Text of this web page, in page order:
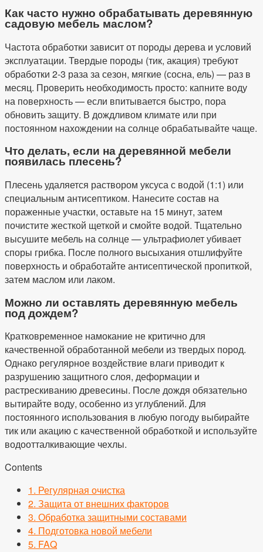
Как часто нужно обрабатывать деревянную
садовую мебель маслом?
Частота обработки зависит от породы дерева и условий
эксплуатации. Твердые породы (тик, акация) требуют
обработки 2-3 раза за сезон, мягкие (сосна, ель) — раз в
месяц. Проверить необходимость просто: капните воду
на поверхность — если впитывается быстро, пора
обновить защиту. В дождливом климате или при
постоянном нахождении на солнце обрабатывайте чаще.
Что делать, если на деревянной мебели
появилась плесень?
Плесень удаляется раствором уксуса с водой (1:1) или
специальным антисептиком. Нанесите состав на
пораженные участки, оставьте на 15 минут, затем
почистите жесткой щеткой и смойте водой. Тщательно
высушите мебель на солнце — ультрафиолет убивает
споры грибка. После полного высыхания отшлифуйте
поверхность и обработайте антисептической пропиткой,
затем маслом или лаком.
Можно ли оставлять деревянную мебель
под дождем?
Кратковременное намокание не критично для
качественной обработанной мебели из твердых пород.
Однако регулярное воздействие влаги приводит к
разрушению защитного слоя, деформации и
растрескиванию древесины. После дождя обязательно
вытирайте воду, особенно из углублений. Для
постоянного использования в любую погоду выбирайте
тик или акацию с качественной обработкой и используйте
водоотталкивающие чехлы.
Contents
1. Регулярная очистка
2. Защита от внешних факторов
3. Обработка защитными составами
4. Подготовка новой мебели
5. FAQ